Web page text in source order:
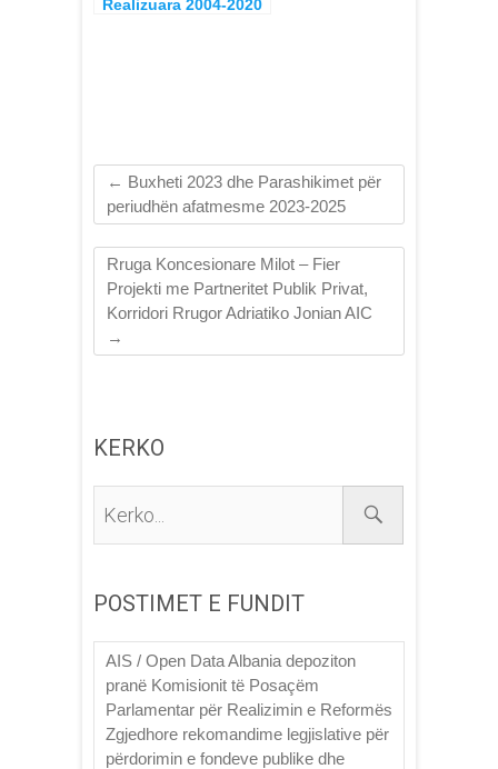
Realizuara 2004-2020
← Buxheti 2023 dhe Parashikimet për
periudhën afatmesme 2023-2025
Rruga Koncesionare Milot – Fier
Projekti me Partneritet Publik Privat,
Korridori Rrugor Adriatiko Jonian AIC
→
KERKO
POSTIMET E FUNDIT
AIS / Open Data Albania depoziton
pranë Komisionit të Posaçëm
Parlamentar për Realizimin e Reformës
Zgjedhore rekomandime legjislative për
përdorimin e fondeve publike dhe